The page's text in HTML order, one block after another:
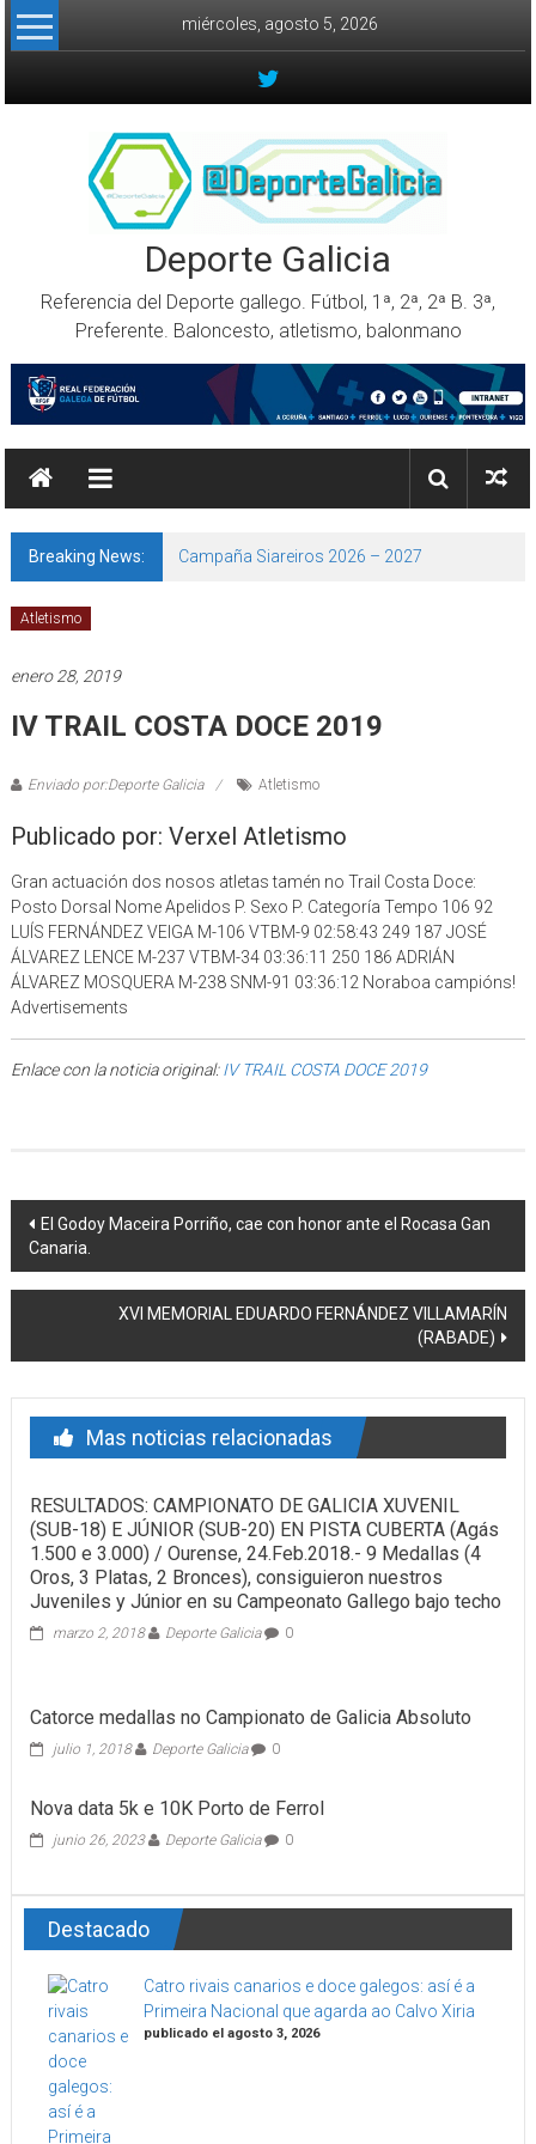
Skip to content
miércoles, agosto 5, 2026
Deporte Galicia
Referencia del Deporte gallego. Fútbol, 1ª, 2ª, 2ª B. 3ª,
Preferente. Baloncesto, atletismo, balonmano
Breaking News: Campaña Siareiros 2026 – 2027
Atletismo
enero 28, 2019
IV TRAIL COSTA DOCE 2019
Enviado por:Deporte Galicia Atletismo
Publicado por: Verxel Atletismo
Gran actuación dos nosos atletas tamén no Trail Costa Doce:
Posto Dorsal Nome Apelidos P. Sexo P. Categoría Tempo 106 92
LUÍS FERNÁNDEZ VEIGA M-106 VTBM-9 02:58:43 249 187 JOSÉ
ÁLVAREZ LENCE M-237 VTBM-34 03:36:11 250 186 ADRIÁN
ÁLVAREZ MOSQUERA M-238 SNM-91 03:36:12 Noraboa campións!
Advertisements
Enlace con la noticia original:IV TRAIL COSTA DOCE 2019
Post navigation
El Godoy Maceira Porriño, cae con honor ante el Rocasa Gan
Canaria.
XVI MEMORIAL EDUARDO FERNÁNDEZ VILLAMARÍN
(RABADE)
Mas noticias relacionadas
RESULTADOS: CAMPIONATO DE GALICIA XUVENIL
(SUB-18) E JÚNIOR (SUB-20) EN PISTA CUBERTA (Agás
1.500 e 3.000) / Ourense, 24.Feb.2018.- 9 Medallas (4
Oros, 3 Platas, 2 Bronces), consiguieron nuestros
Juveniles y Júnior en su Campeonato Gallego bajo techo
marzo 2, 2018 Deporte Galicia 0
Catorce medallas no Campionato de Galicia Absoluto
julio 1, 2018 Deporte Galicia 0
Nova data 5k e 10K Porto de Ferrol
junio 26, 2023 Deporte Galicia 0
Destacado
Catro rivais canarios e doce galegos: así é a
Primeira Nacional que agarda ao Calvo Xiria
publicado el agosto 3, 2026